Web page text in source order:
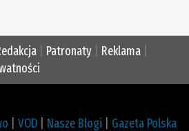
Patronaty Reklama
VOD Nasze Blogi Gazeta Polska